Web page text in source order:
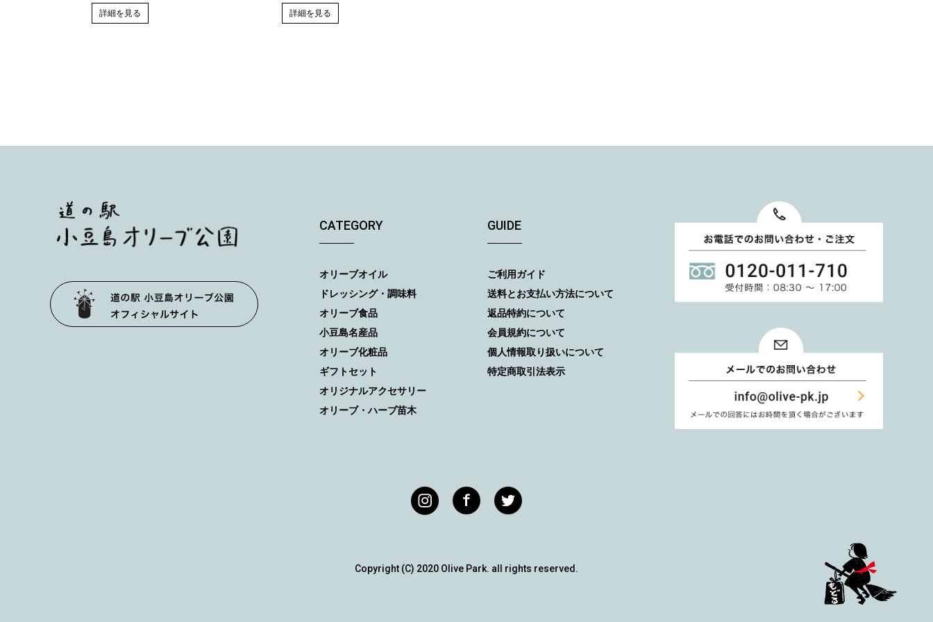
詳細を見る 詳細を見る
CATEGORY
オリーブオイル
ドレッシング・調味料
オリーブ食品
小豆島名産品
オリーブ化粧品
ギフトセット
オリジナルアクセサリー
オリーブ・ハーブ苗木
GUIDE
ご利用ガイド
送料とお支払い方法について
返品特約について
会員規約について
個人情報取り扱いについて
特定商取引法表示
Copyright (C) 2020 Olive Park. all rights reserved.